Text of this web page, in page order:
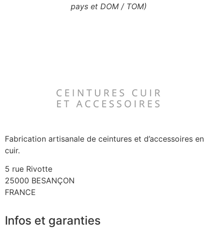
pays et DOM / TOM)
Fabrication artisanale de ceintures et d’accessoires en
cuir.
5 rue Rivotte
25000 BESANÇON
FRANCE
Infos et garanties